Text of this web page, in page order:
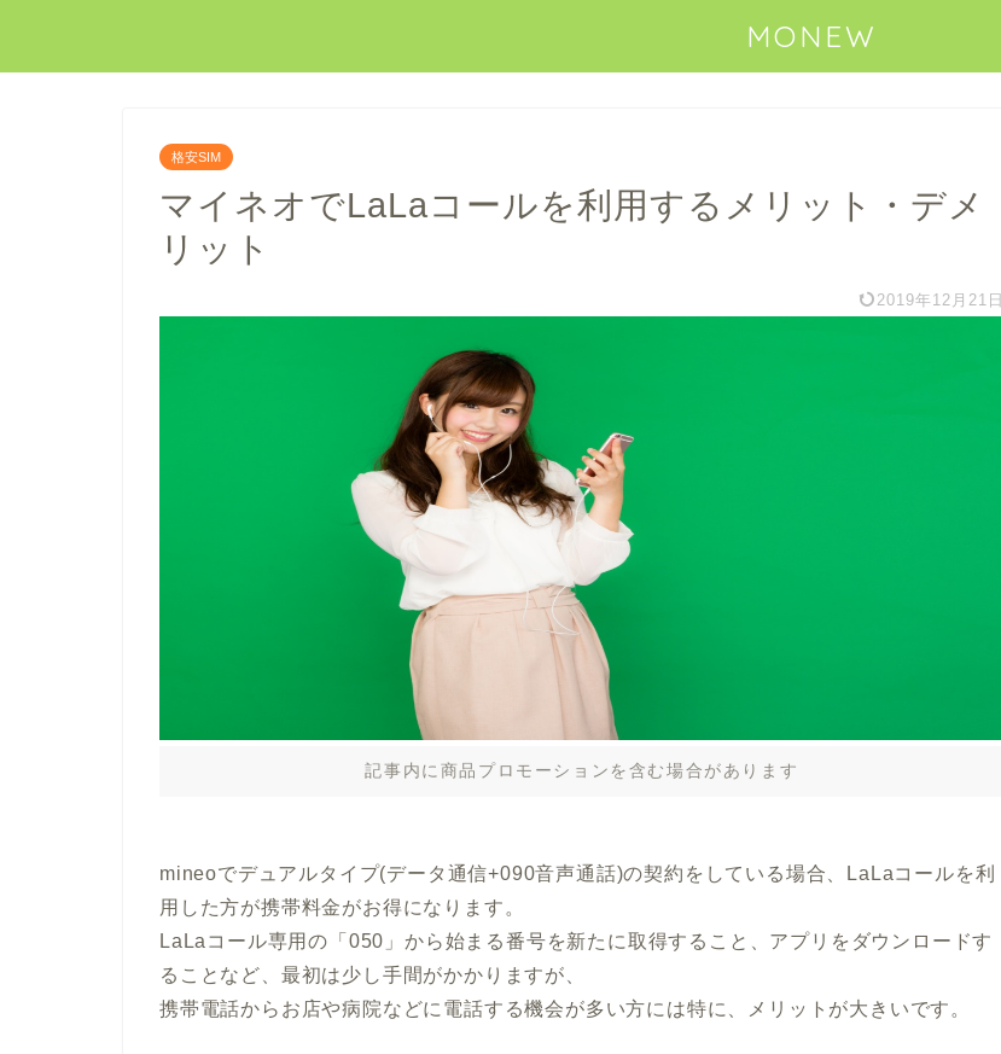
MONEW
格安SIM
マイネオでLaLaコールを利用するメリット・デメ
リット
2019年12月21日
記事内に商品プロモーションを含む場合があります
mineoでデュアルタイプ(データ通信+090音声通話)の契約をしている場合、LaLaコールを利
用した方が携帯料金がお得になります。
LaLaコール専用の「050」から始まる番号を新たに取得すること、アプリをダウンロードす
ることなど、最初は少し手間がかかりますが、
携帯電話からお店や病院などに電話する機会が多い方には特に、メリットが大きいです。